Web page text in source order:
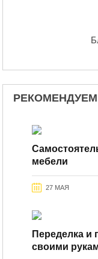
мебели
27 МАЯ
Переделка и
своими